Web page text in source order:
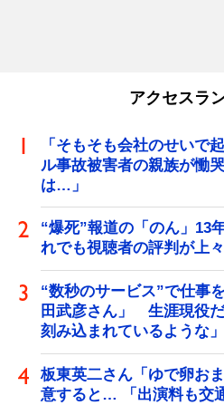
アクセスラ
「そもそも会社のせい
ル事故被害者の親族が慟
は…」
“爆死”報道の「のん」
れでも視聴者の評判が上
“数秒のサービス”で仕事
田武彦さん」 生涯現役
刻み込まれているような
板東英二さん「ゆで卵お
意すると… 「出演料も交